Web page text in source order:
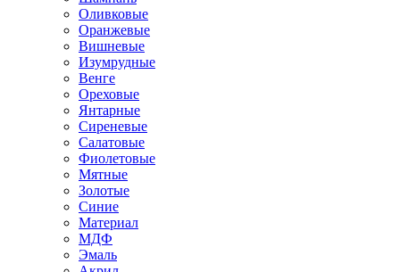
Оливковые
Оранжевые
Вишневые
Изумрудные
Венге
Ореховые
Янтарные
Сиреневые
Салатовые
Фиолетовые
Мятные
Золотые
Синие
Материал
МДФ
Эмаль